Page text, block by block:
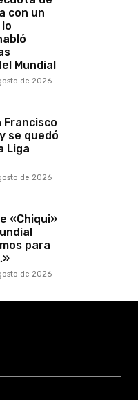
con un
Mundial
de 2026
Francisco
se quedó
Liga
de 2026
«Chiqui»
para
de 2026